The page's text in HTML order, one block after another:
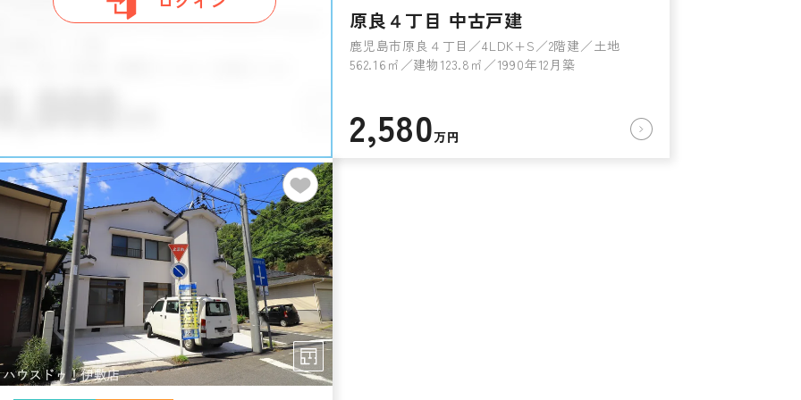
原良４丁目 中古戸建
鹿児島市原良４丁目／4LDK+S／2階建／土地
562.16㎡／建物123.8㎡／1990年12月築
2,580万円